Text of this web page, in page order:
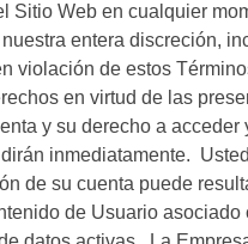
Sitio Web en cualquier
entera discreción,
violación de estos
en virtud de las
y su derecho a acceder
inmediatamente.
de su cuenta puede
de Usuario asociado